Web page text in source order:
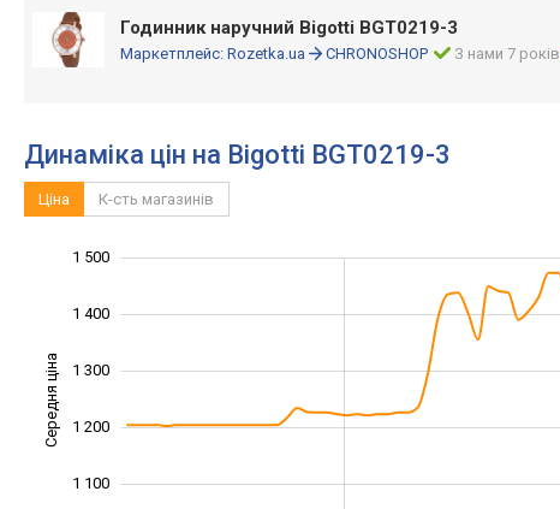
Годинник наручний Bigotti BGT0219-3
Маркетплейс: Rozetka.ua CHRONOSHOP З нами 7 років
Динаміка цін на Bigotti BGT0219-3
Ціна К-сть магазинів
Середня ціна
1 100
1 200
1 300
1 400
1 500